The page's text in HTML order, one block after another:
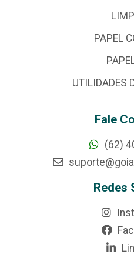
PAPEL
UTILIDADES
Fale
(62)
Redes